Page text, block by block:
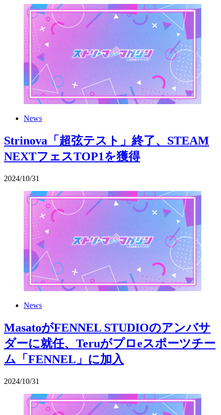
News
Strinova「超弦テスト」終了、STEAM
NEXTフェスTOP1を獲得
2024/10/31
News
MasatoがFENNEL STUDIOのアンバサ
ダーに就任、Teruがプロeスポーツチー
ム「FENNEL」に加入
2024/10/31